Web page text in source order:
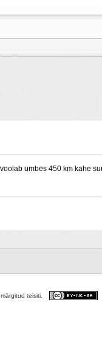
umbes 450 km kahe
teisiti.